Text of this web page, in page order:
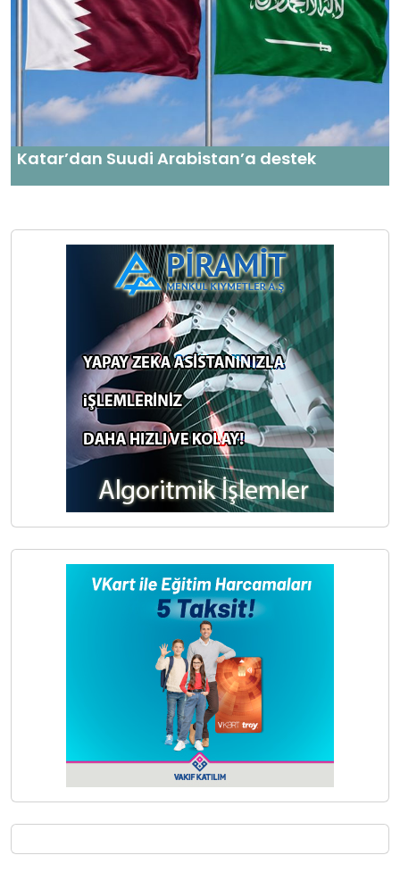
Katar’dan Suudi Arabistan’a destek